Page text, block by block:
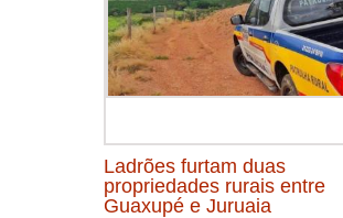
Ladrões furtam duas
propriedades rurais entre
Guaxupé e Juruaia